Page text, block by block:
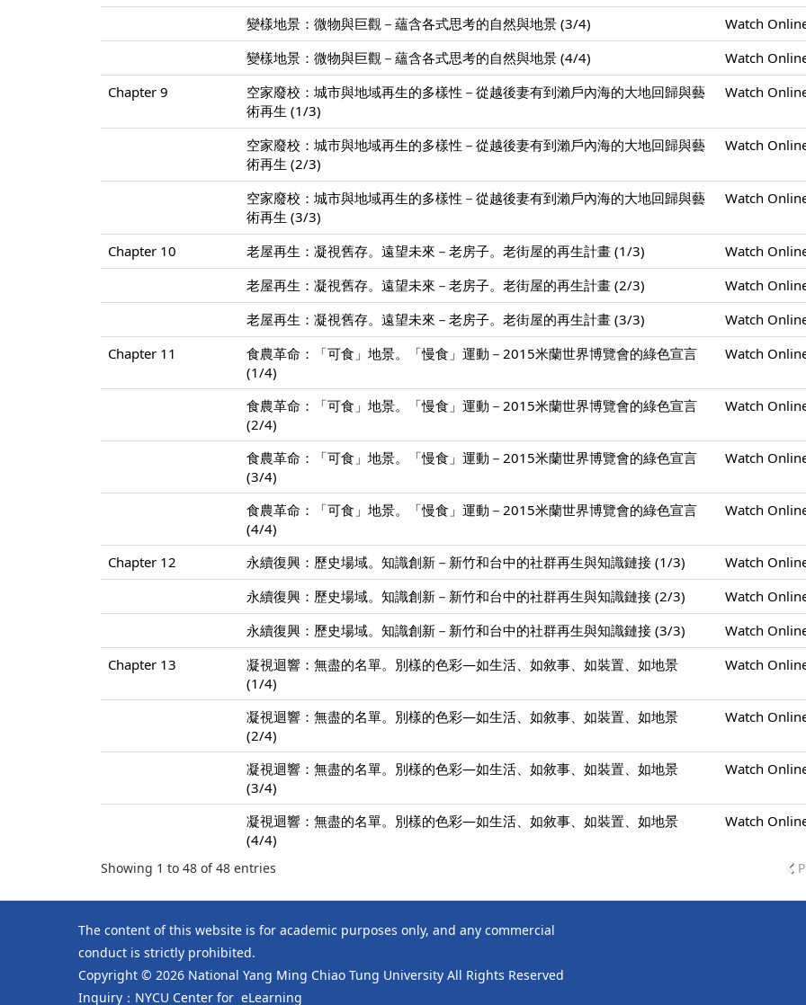
變樣地景：微物與巨觀－蘊含各式思考的自然與地景 (3/4)
Watch
變樣地景：微物與巨觀－蘊含各式思考的自然與地景 (4/4)
Watch
Chapter 9
空家廢校：城市與地域再生的多樣性－從越後妻有到瀨戶內海的大地回歸與藝
術再生 (1/3)
Watch
空家廢校：城市與地域再生的多樣性－從越後妻有到瀨戶內海的大地回歸與藝
術再生 (2/3)
Watch
空家廢校：城市與地域再生的多樣性－從越後妻有到瀨戶內海的大地回歸與藝
術再生 (3/3)
Watch
Chapter 10 老屋再生：凝視舊存。遠望未來－老房子。老街屋的再生計畫 (1/3)
Watch
老屋再生：凝視舊存。遠望未來－老房子。老街屋的再生計畫 (2/3)
Watch
老屋再生：凝視舊存。遠望未來－老房子。老街屋的再生計畫 (3/3)
Watch
Chapter 11
食農革命：「可食」地景。「慢食」運動－2015米蘭世界博覽會的綠色宣言
(1/4)
Watch
食農革命：「可食」地景。「慢食」運動－2015米蘭世界博覽會的綠色宣言
(2/4)
Watch
食農革命：「可食」地景。「慢食」運動－2015米蘭世界博覽會的綠色宣言
(3/4)
Watch
食農革命：「可食」地景。「慢食」運動－2015米蘭世界博覽會的綠色宣言
(4/4)
Watch
Chapter 12 永續復興：歷史場域。知識創新－新竹和台中的社群再生與知識鏈接 (1/3)
Watch
永續復興：歷史場域。知識創新－新竹和台中的社群再生與知識鏈接 (2/3)
Watch
永續復興：歷史場域。知識創新－新竹和台中的社群再生與知識鏈接 (3/3)
Watch
Chapter 13
凝視迴響：無盡的名單。別樣的色彩—如生活、如敘事、如裝置、如地景
(1/4)
Watch
凝視迴響：無盡的名單。別樣的色彩—如生活、如敘事、如裝置、如地景
(2/4)
Watch
凝視迴響：無盡的名單。別樣的色彩—如生活、如敘事、如裝置、如地景
(3/4)
Watch
凝視迴響：無盡的名單。別樣的色彩—如生活、如敘事、如裝置、如地景
(4/4)
Watch
Showing 1 to 48 of 48 entries
The content of this website is for academic purposes only, and any commercial
conduct is strictly prohibited.
Copyright © 2026 National Yang Ming Chiao Tung University All Rights Reserved
Inquiry：NYCU Center for eLearning